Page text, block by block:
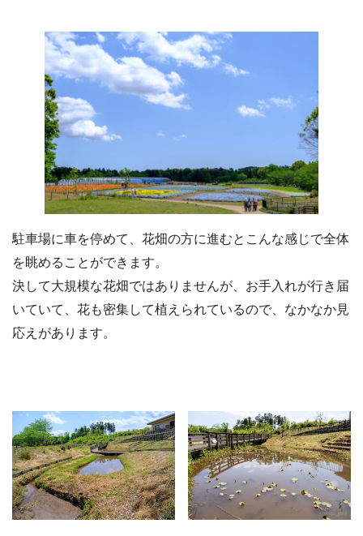
駐車場に車を停めて、花畑の方に進むとこんな感じで全体
を眺めることができます。
決して大規模な花畑ではありませんが、お手入れが行き届
いていて、花も密集して植えられているので、なかなか見
応えがあります。